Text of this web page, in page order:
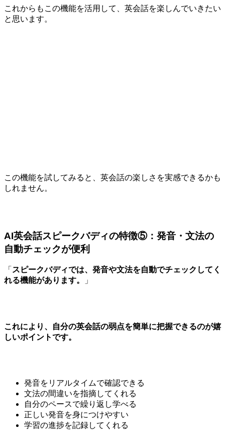
これからもこの機能を活用して、英会話を楽しんでいきたい
と思います。
この機能を試してみると、英会話の楽しさを実感できるかも
しれません。
AI英会話スピークバディの特徴⑤：発音・文法の
自動チェックが便利
「 スピークバディでは、発音や文法を自動でチェックしてく
れる機能があります。
」
これにより、自分の英会話の弱点を簡単に把握できるのが嬉
しいポイントです。
発音をリアルタイムで確認できる
文法の間違いを指摘してくれる
自分のペースで繰り返し学べる
正しい発音を身につけやすい
学習の進捗を記録してくれる